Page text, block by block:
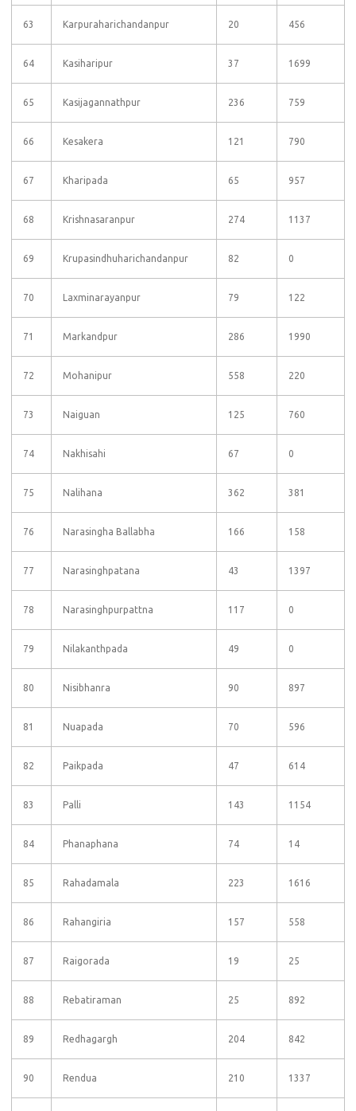
63 Karpuraharichandanpur 20 456
64 Kasiharipur 37 1699
65 Kasijagannathpur 236 759
66 Kesakera 121 790
67 Kharipada 65 957
68 Krishnasaranpur 274 1137
69 Krupasindhuharichandanpur 82 0
70 Laxminarayanpur 79 122
71 Markandpur 286 1990
72 Mohanipur 558 220
73 Naiguan 125 760
74 Nakhisahi 67 0
75 Nalihana 362 381
76 Narasingha Ballabha 166 158
77 Narasinghpatana 43 1397
78 Narasinghpurpattna 117 0
79 Nilakanthpada 49 0
80 Nisibhanra 90 897
81 Nuapada 70 596
82 Paikpada 47 614
83 Palli 143 1154
84 Phanaphana 74 14
85 Rahadamala 223 1616
86 Rahangiria 157 558
87 Raigorada 19 25
88 Rebatiraman 25 892
89 Redhagargh 204 842
90 Rendua 210 1337